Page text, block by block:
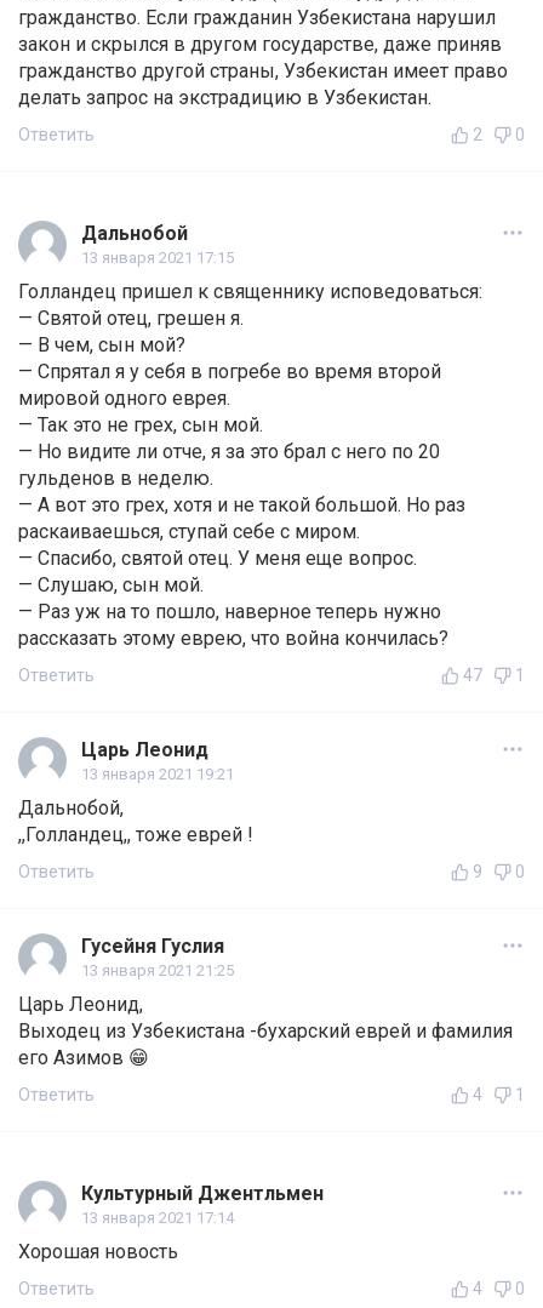
гражданство. Если гражданин Узбекистана нарушил
закон и скрылся в другом государстве, даже приняв
гражданство другой страны, Узбекистан имеет право
делать запрос на экстрадицию в Узбекистан.
Ответить 2 0
Дальнобой
13 января 2021 17:15
Голландец пришел к священнику исповедоваться:
— Святой отец, грешен я.
— В чем, сын мой?
— Спрятал я у себя в погребе во время второй
мировой одного еврея.
— Так это не грех, сын мой.
— Но видите ли отче, я за это брал с него по 20
гульденов в неделю.
— А вот это грех, хотя и не такой большой. Но раз
раскаиваешься, ступай себе с миром.
— Спасибо, святой отец. У меня еще вопрос.
— Слушаю, сын мой.
— Раз уж на то пошло, наверное теперь нужно
рассказать этому еврею, что война кончилась?
Ответить 47 1
Царь Леонид
13 января 2021 19:21
Дальнобой,
,,Голландец,, тоже еврей !
Ответить 9 0
Гусейня Гуслия
13 января 2021 21:25
Царь Леонид,
Выходец из Узбекистана -бухарский еврей и фамилия
его Азимов 😁
Ответить 4 1
Культурный Джентльмен
13 января 2021 17:14
Хорошая новость
Ответить 4 0